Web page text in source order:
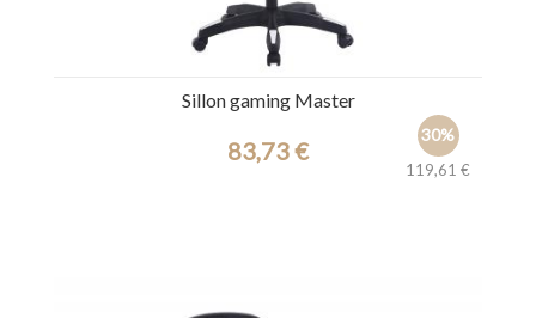
Sillon gaming Master
30%
119,61 €
83,73 €